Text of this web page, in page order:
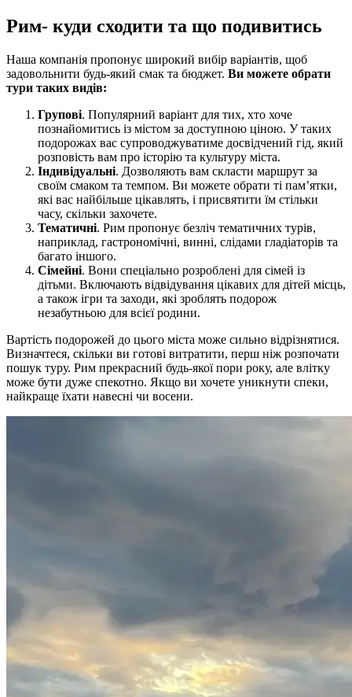
Рим- куди сходити та що подивитись
Наша компанія пропонує широкий вибір варіантів, щоб
задовольнити будь-який смак та бюджет. Ви можете обрати
тури таких видів:
Групові. Популярний варіант для тих, хто хоче
познайомитись із містом за доступною ціною. У таких
подорожах вас супроводжуватиме досвідчений гід, який
розповість вам про історію та культуру міста.
Індивідуальні. Дозволяють вам скласти маршрут за
своїм смаком та темпом. Ви можете обрати ті пам’ятки,
які вас найбільше цікавлять, і присвятити їм стільки
часу, скільки захочете.
Тематичні. Рим пропонує безліч тематичних турів,
наприклад, гастрономічні, винні, слідами гладіаторів та
багато іншого.
Сімейні. Вони спеціально розроблені для сімей із
дітьми. Включають відвідування цікавих для дітей місць,
а також ігри та заходи, які зроблять подорож
незабутньою для всієї родини.
Вартість подорожей до цього міста може сильно відрізнятися.
Визначтеся, скільки ви готові витратити, перш ніж розпочати
пошук туру. Рим прекрасний будь-якої пори року, але влітку
може бути дуже спекотно. Якщо ви хочете уникнути спеки,
найкраще їхати навесні чи восени.